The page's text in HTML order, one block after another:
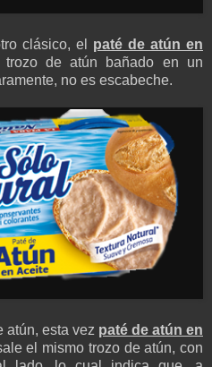
clásico, el paté de atún en
de atún bañado en un
no es escabeche.
atún, esta vez paté de atún en
el mismo trozo de atún, con